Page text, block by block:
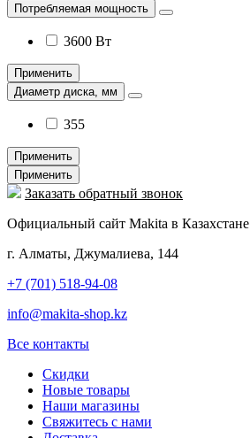
Потребляемая мощность
3600 Вт
Применить
Диаметр диска, мм
355
Применить
Применить
Заказать обратный звонок
Официальный сайт Makita в Казахстане
г. Алматы, Джумалиева, 144
+7 (701) 518-94-08
info@makita-shop.kz
Все контакты
Скидки
Новые товары
Наши магазины
Свяжитесь с нами